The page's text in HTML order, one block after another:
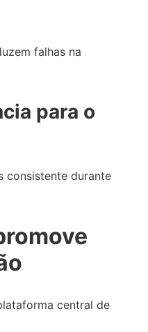
falhas na
para o
consistente durante
central de